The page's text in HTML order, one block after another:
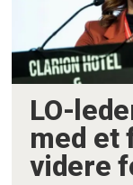
LO-
med et
videre